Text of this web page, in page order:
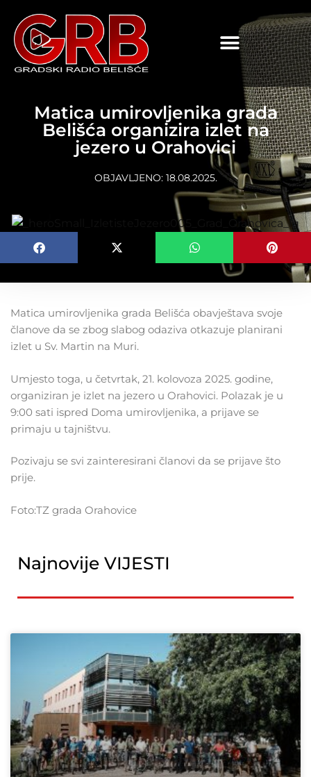
Matica umirovljenika grada
Belišća organizira izlet na
jezero u Orahovici
OBJAVLJENO: 18.08.2025.
Matica umirovljenika grada Belišća obavještava svoje
članove da se zbog slabog odaziva otkazuje planirani
izlet u Sv. Martin na Muri.
Umjesto toga, u četvrtak, 21. kolovoza 2025. godine,
organiziran je izlet na jezero u Orahovici. Polazak je u
9:00 sati ispred Doma umirovljenika, a prijave se
primaju u tajništvu.
Pozivaju se svi zainteresirani članovi da se prijave što
prije.
Foto:TZ grada Orahovice
Najnovije VIJESTI